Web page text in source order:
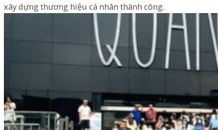
xây dựng thương hiệu cá nhân thành công.